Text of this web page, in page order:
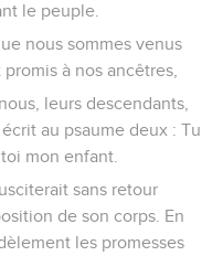
le peuple.
nous sommes venus
à nos ancêtres,
leurs descendants,
au psaume deux : Tu
mon enfant.
sans retour
de son corps. En
les promesses